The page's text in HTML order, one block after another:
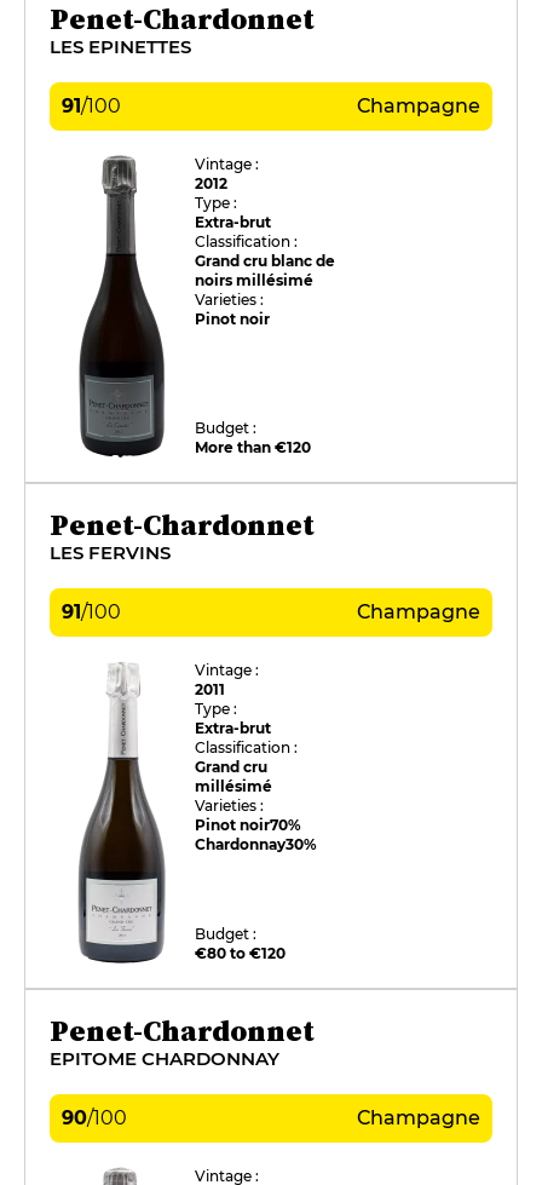
Penet-Chardonnet
LES EPINETTES
91/100 Champagne
Vintage :
2012
Type :
Extra-brut
Classification :
Grand cru blanc de
noirs millésimé
Varieties :
Pinot noir
Budget :
More than €120
Penet-Chardonnet
LES FERVINS
91/100 Champagne
Vintage :
2011
Type :
Extra-brut
Classification :
Grand cru
millésimé
Varieties :
Pinot noir70%
Chardonnay30%
Budget :
€80 to €120
Penet-Chardonnet
EPITOME CHARDONNAY
90/100 Champagne
Vintage :